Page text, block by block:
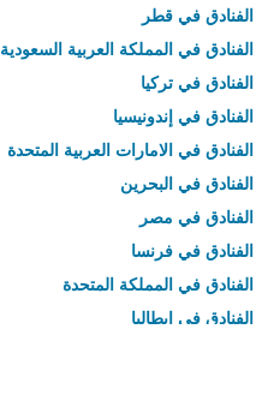
الفنادق في قطر
الفنادق في المملكة العربية السعودية
الفنادق في تركيا
الفنادق في إندونيسيا
الفنادق في الامارات العربية المتحدة
الفنادق في البحرين
الفنادق في مصر
الفنادق في فرنسا
الفنادق في المملكة المتحدة
الفنادق في إيطاليا